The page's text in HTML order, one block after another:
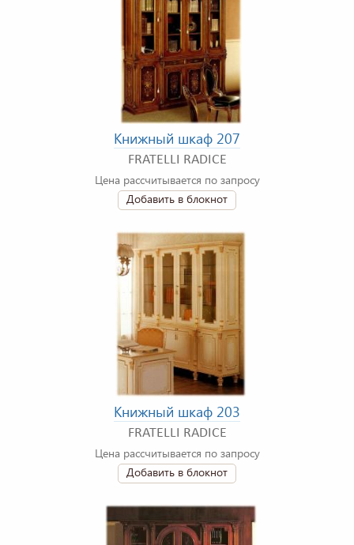
Книжный шкаф 207
FRATELLI RADICE
Цена рассчитывается по запросу
Добавить в блокнот
Книжный шкаф 203
FRATELLI RADICE
Цена рассчитывается по запросу
Добавить в блокнот